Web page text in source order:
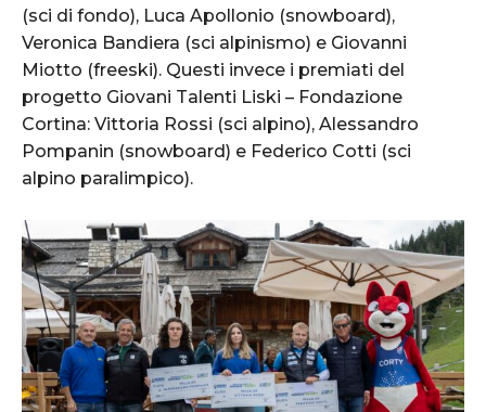
(sci di fondo), Luca Apollonio (snowboard),
Veronica Bandiera (sci alpinismo) e Giovanni
Miotto (freeski). Questi invece i premiati del
progetto Giovani Talenti Liski – Fondazione
Cortina: Vittoria Rossi (sci alpino), Alessandro
Pompanin (snowboard) e Federico Cotti (sci
alpino paralimpico).